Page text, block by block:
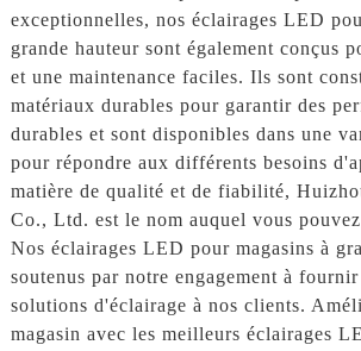
Tobin : +86
exceptionnelles, nos éclairages LED
grande hauteur sont également conçus
et une maintenance faciles. Ils sont
matériaux durables pour garantir des
durables et sont disponibles dans une
pour répondre aux différents besoins
matière de qualité et de fiabilité,
Co., Ltd. est le nom auquel vous
Nos éclairages LED pour magasins à
soutenus par notre engagement à
solutions d'éclairage à nos clients.
magasin avec les meilleurs éclairages